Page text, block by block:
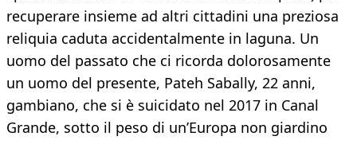
recuperare insieme ad altri cittadini una preziosa
reliquia caduta accidentalmente in laguna. Un
uomo del passato che ci ricorda dolorosamente
un uomo del presente, Pateh Sabally, 22 anni,
gambiano, che si è suicidato nel 2017 in Canal
Grande, sotto il peso di un’Europa non giardino